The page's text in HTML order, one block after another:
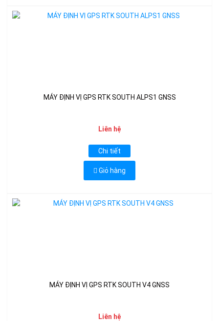
MÁY ĐỊNH VỊ GPS RTK SOUTH ALPS1 GNSS
Liên hệ
Chi tiết
Giỏ hàng
MÁY ĐỊNH VỊ GPS RTK SOUTH V4 GNSS
Liên hệ